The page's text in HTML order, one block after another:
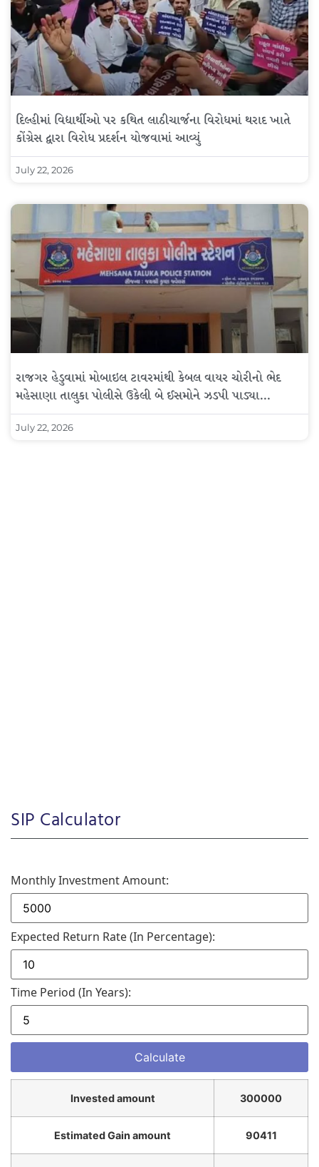
દિલ્હીમાં વિદ્યાર્થીઓ પર કથિત લાઠીચાર્જના વિરોધમાં થરાદ ખાતે
કોંગ્રેસ દ્વારા વિરોધ પ્રદર્શન યોજવામાં આવ્યું
July 22, 2026
રાજગર હેડુવામાં મોબાઇલ ટાવરમાંથી કેબલ વાયર ચોરીનો ભેદ
મહેસાણા તાલુકા પોલીસે ઉકેલી બે ઈસમોને ઝડપી પાડ્યા…
July 22, 2026
SIP Calculator
Monthly Investment Amount:
Expected Return Rate (in Percentage):
Time Period (in Years):
Invested amount 300000
Estimated Gain amount 90411